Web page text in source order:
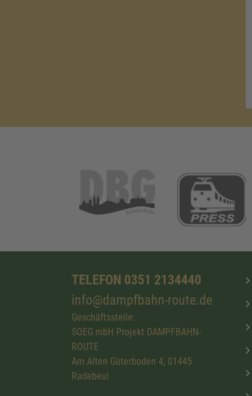
TELEFON 0351 2134440
info@dampfbahn-route.de
Geschäftsstelle:
SOEG mbH Projekt DAMPFBAHN-
ROUTE
Am Alten Güterboden 4, 01445
Radebeul